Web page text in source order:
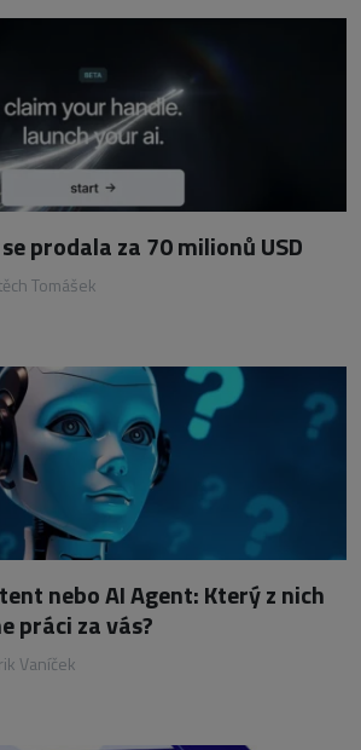
prodala za 70 milionů USD
Tomášek
nebo AI Agent: Který z nich
práci za vás?
Vaníček